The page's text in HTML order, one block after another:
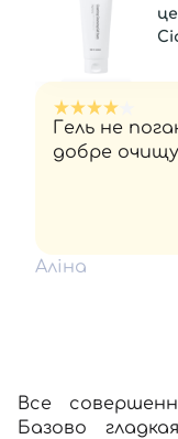
Гель не
добре
Аліна
Все
Базово